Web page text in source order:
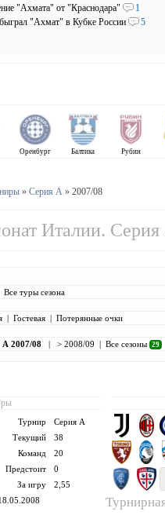
"Ахмата" от "Краснодара"
1
"Ахмат" в Кубке России
5
Оренбург Балтика Рубин
» Серия А» 2007/08
Италии. Серия
Все туры сезона
| Гостевая| Потерянные очки
А 2007/08 | > 2008/09 | Все сезоны 29
Турнир
Серия А
Текущий
38
Команд
20
Предстоит
0
За игру
2,55